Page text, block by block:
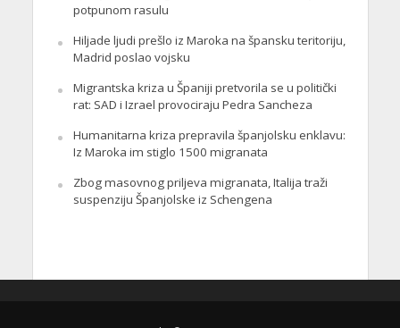
potpunom rasulu
Hiljade ljudi prešlo iz Maroka na špansku teritoriju,
Madrid poslao vojsku
Migrantska kriza u Španiji pretvorila se u politički
rat: SAD i Izrael provociraju Pedra Sancheza
Humanitarna kriza prepravila španjolsku enklavu:
Iz Maroka im stiglo 1500 migranata
Zbog masovnog priljeva migranata, Italija traži
suspenziju Španjolske iz Schengena